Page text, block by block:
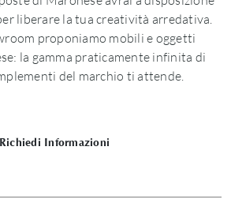
liberare la tua creatività arredativa.
proponiamo mobili e oggetti
la gamma praticamente infinita di
del marchio ti attende.
Richiedi Informazioni